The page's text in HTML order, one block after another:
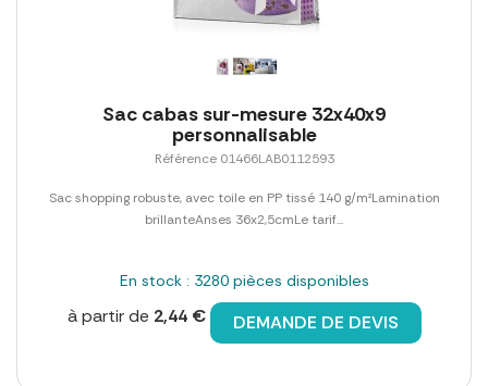
Sac cabas sur-mesure 32x40x9
personnalisable
Référence 01466LAB0112593
Sac shopping robuste, avec toile en PP tissé 140 g/m²Lamination
brillanteAnses 36x2,5cmLe tarif...
En stock : 3280 pièces disponibles
à partir de 2,44 € DEMANDE DE DEVIS